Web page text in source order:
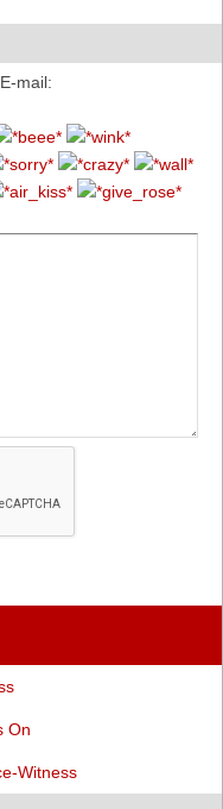
E-mail:
On
Witness